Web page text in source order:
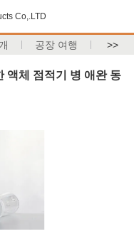
Co,.LTD
공장 여행 >>
액체 점적기 병 애완 동